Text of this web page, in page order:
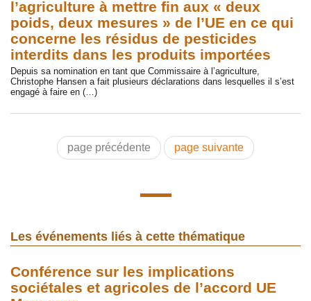
l’agriculture à mettre fin aux « deux
poids, deux mesures » de l’UE en ce qui
concerne les résidus de pesticides
interdits dans les produits importées
Depuis sa nomination en tant que Commissaire à l’agriculture,
Christophe Hansen a fait plusieurs déclarations dans lesquelles il s’est
engagé à faire en (…)
page précédente page suivante
Les événements liés à cette thématique
Conférence sur les implications
sociétales et agricoles de l’accord UE